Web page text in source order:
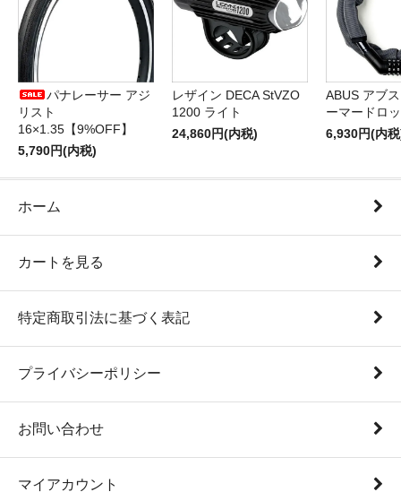
パナレーサー アジ
リスト
16×1.35【9%OFF】
5,790円(内税)
レザイン DECA StVZO
1200 ライト
24,860円(内税)
ABUS アブ
ーマードロ
6,930円(内
ホーム
カートを見る
特定商取引法に基づく表記
プライバシーポリシー
お問い合わせ
マイアカウント